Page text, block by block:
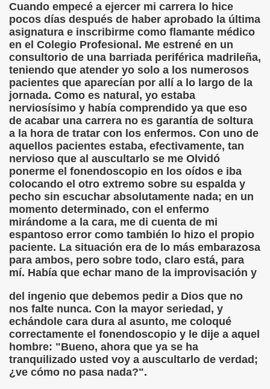
Cuando empecé a ejercer mi carrera lo hice
pocos días después de haber aprobado la última
asignatura e inscribirme como flamante médico
en el Colegio Profesional. Me estrené en un
consultorio de una barriada periférica madrileña,
teniendo que atender yo solo a los numerosos
pacientes que aparecían por allí a lo largo de la
jornada. Como es natural, yo estaba
nerviosísimo y había comprendido ya que eso
de acabar una carrera no es garantía de soltura
a la hora de tratar con los enfermos. Con uno de
aquellos pacientes estaba, efectivamente, tan
nervioso que al auscultarlo se me Olvidó
ponerme el fonendoscopio en los oídos e iba
colocando el otro extremo sobre su espalda y
pecho sin escuchar absolutamente nada; en un
momento determinado, con el enfermo
mirándome a la cara, me di cuenta de mi
espantoso error como también lo hizo el propio
paciente. La situación era de lo más embarazosa
para ambos, pero sobre todo, claro está, para
mí. Había que echar mano de la improvisación y
del ingenio que debemos pedir a Dios que no
nos falte nunca. Con la mayor seriedad, y
echándole cara dura al asunto, me coloqué
correctamente el fonendoscopio y le dije a aquel
hombre: "Bueno, ahora que ya se ha
tranquilizado usted voy a auscultarlo de verdad;
¿ve cómo no pasa nada?".
García)
Fontestà)
(Desconocido)
Autores)
un Río, Soneto (Anónimo)
Desconocido)
y Castellano)
(Autor, un Pollo Capón)
Martínez Valdés, Ludi)
(Wenceslao Fernández Flórez)
(Autor Desconocido)